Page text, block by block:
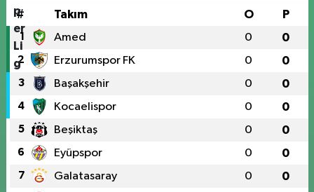
# Takım O P
1 Amed 0 0
2 Erzurumspor FK 0 0
3 Başakşehir 0 0
4 Kocaelispor 0 0
5 Beşiktaş 0 0
6 Eyüpspor 0 0
7 Galatasaray 0 0